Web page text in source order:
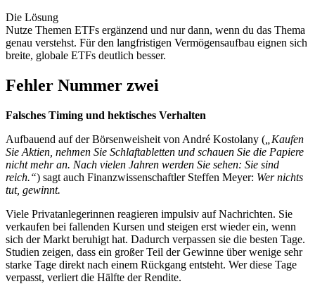
Die Lösung
Nutze Themen ETFs ergänzend und nur dann, wenn du das Thema
genau verstehst. Für den langfristigen Vermögensaufbau eignen sich
breite, globale ETFs deutlich besser.
Fehler Nummer zwei
Falsches Timing und hektisches Verhalten
Aufbauend auf der Börsenweisheit von André Kostolany ( „Kaufen
Sie Aktien, nehmen Sie Schlaftabletten und schauen Sie die Papiere
nicht mehr an. Nach vielen Jahren werden Sie sehen: Sie sind
reich.“) sagt auch Finanzwissenschaftler Steffen Meyer: Wer nichts
tut, gewinnt.
Viele Privatanlegerinnen reagieren impulsiv auf Nachrichten. Sie
verkaufen bei fallenden Kursen und steigen erst wieder ein, wenn
sich der Markt beruhigt hat. Dadurch verpassen sie die besten Tage.
Studien zeigen, dass ein großer Teil der Gewinne über wenige sehr
starke Tage direkt nach einem Rückgang entsteht. Wer diese Tage
verpasst, verliert die Hälfte der Rendite.